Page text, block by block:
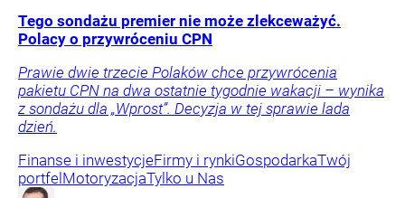
Tego sondażu premier nie może zlekceważyć.
Polacy o przywróceniu CPN
Prawie dwie trzecie Polaków chce przywrócenia
pakietu CPN na dwa ostatnie tygodnie wakacji – wynika
z sondażu dla „Wprost”. Decyzja w tej sprawie lada
dzień.
Finanse i inwestycjeFirmy i rynkiGospodarkaTwój
portfel MotoryzacjaTylko u Nas